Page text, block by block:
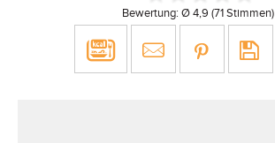
Bewertung: Ø 4,9 (71 Stimmen)